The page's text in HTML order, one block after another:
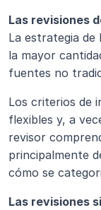
Las revisiones
La estrategia de
la mayor
fuentes no
Los criterios de
flexibles y, a
revisor
principalmente
cómo se
Las revisiones